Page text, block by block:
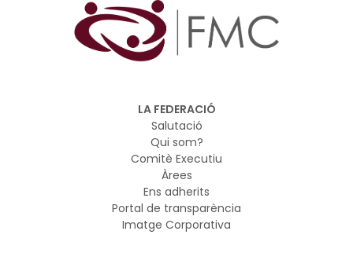
presentat el Pla d'Acció sobre Ciberseguretat i IA, una
iniciativa que mobilitzarà els estats membres, la
indústria i diferents organitzacions europees per
reforçar la seguretat digital de la Unió. El pla es basa en
vol garantir que els nous models d’IA es desenvolupin i
s’utilitzin de manera segura
LA FEDERACIÓ
Salutació
Qui som?
Comitè Executiu
Àrees
Ens adherits
Portal de transparència
Imatge Corporativa